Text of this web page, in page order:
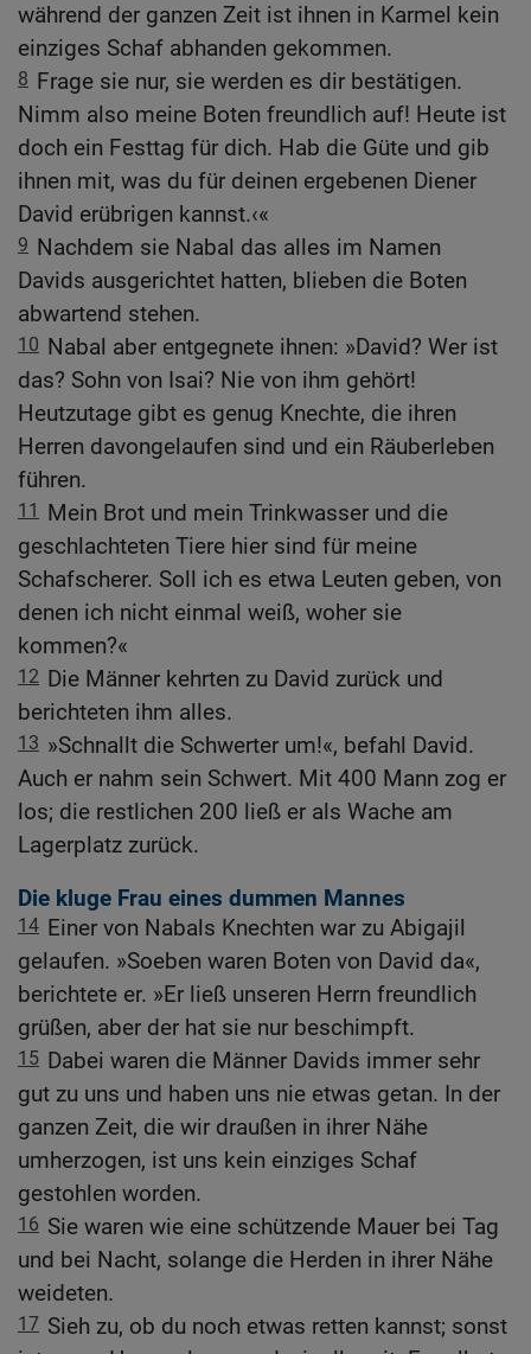
während der ganzen Zeit ist ihnen in Karmel kein
einziges Schaf abhanden gekommen.
8 Frage sie nur, sie werden es dir bestätigen.
Nimm also meine Boten freundlich auf! Heute ist
doch ein Festtag für dich. Hab die Güte und gib
ihnen mit, was du für deinen ergebenen Diener
David erübrigen kannst.‹«
9 Nachdem sie Nabal das alles im Namen
Davids ausgerichtet hatten, blieben die Boten
abwartend stehen.
10 Nabal aber entgegnete ihnen: »David? Wer ist
das? Sohn von Isai? Nie von ihm gehört!
Heutzutage gibt es genug Knechte, die ihren
Herren davongelaufen sind und ein Räuberleben
führen.
11
Mein Brot und mein Trinkwasser und die
geschlachteten Tiere hier sind für meine
Schafscherer. Soll ich es etwa Leuten geben, von
denen ich nicht einmal weiß, woher sie
kommen?«
12 Die Männer kehrten zu David zurück und
berichteten ihm alles.
13 »Schnallt die Schwerter um!«, befahl David.
Auch er nahm sein Schwert. Mit 400 Mann zog er
los; die restlichen 200 ließ er als Wache am
Lagerplatz zurück.
Die kluge Frau eines dummen Mannes
14 Einer von Nabals Knechten war zu Abigajil
gelaufen. »Soeben waren Boten von David da«,
berichtete er. »Er ließ unseren Herrn freundlich
grüßen, aber der hat sie nur beschimpft.
15 Dabei waren die Männer Davids immer sehr
gut zu uns und haben uns nie etwas getan. In der
ganzen Zeit, die wir draußen in ihrer Nähe
umherzogen, ist uns kein einziges Schaf
gestohlen worden.
16 Sie waren wie eine schützende Mauer bei Tag
und bei Nacht, solange die Herden in ihrer Nähe
weideten.
17 Sieh zu, ob du noch etwas retten kannst; sonst